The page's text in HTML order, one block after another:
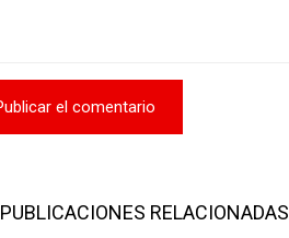
PUBLICACIONES RELACIONADAS